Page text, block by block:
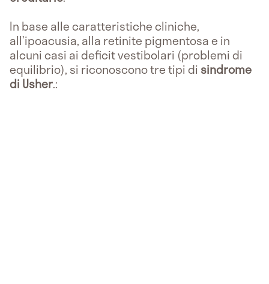
In base alle caratteristiche cliniche,
all’ipoacusia, alla retinite pigmentosa e in
alcuni casi ai deficit vestibolari (problemi di
equilibrio), si riconoscono tre tipi di sindrome
di Usher.: